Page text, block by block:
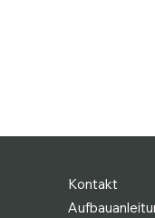
Kontakt